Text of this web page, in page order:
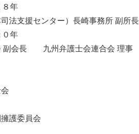
８年
法支援センター）長崎事務所 副所長
０年
副会長 九州弁護士会連合会 理事
護委員会